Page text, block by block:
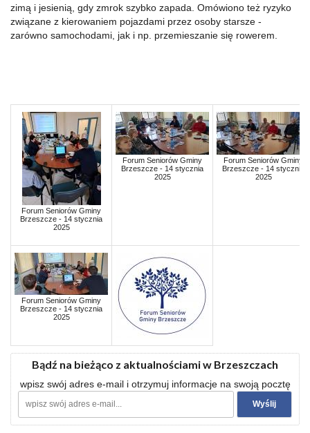
zimą i jesienią, gdy zmrok szybko zapada. Omówiono też ryzyko
związane z kierowaniem pojazdami przez osoby starsze -
zarówno samochodami, jak i np. przemieszanie się rowerem.
Forum Seniorów Gminy
Brzeszcze - 14 stycznia
2025
Forum Seniorów Gminy
Brzeszcze - 14 stycznia
2025
Forum Seniorów Gminy
Brzeszcze - 14 stycznia
2025
Forum Seniorów Gminy
Brzeszcze - 14 stycznia
2025
Bądź na bieżąco z aktualnościami w Brzeszczach
wpisz swój adres e-mail i otrzymuj informacje na swoją pocztę